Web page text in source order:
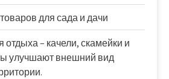
для сада и дачи
– качели, скамейки и
улучшают внешний вид